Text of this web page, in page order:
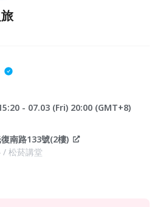
- 07.03 (Fri) 20:00 (GMT+8)
南路133號(2樓)
/ 松菸講堂